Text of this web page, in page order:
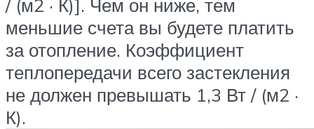
/ (м2 · К)]. Чем он ниже, тем
меньшие счета вы будете платить
за отопление. Коэффициент
теплопередачи всего застекления
не должен превышать 1,3 Вт / (м2 ·
К).